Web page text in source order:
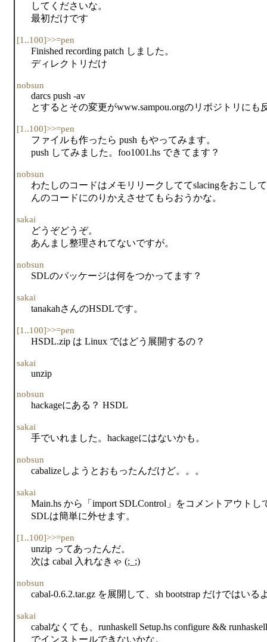
してくださいな。
最初だけです
[1..100]>>=pen
Finished recording patch しました。
ディレクトリだけ
nobsun
darcs push -av
とするとその変更がwww.sampou.orgのリポジトリにも
[1..100]>>=pen
ファイルも作ったら push もやってみます。
push してみました。foo1001.hs できてます？
nobsun
わたしのコードはメモリリークしててslacingをおこし
んのコードにのりかえさせてもらおうかな。
sakai
どうぞどうぞ。
あんまし整理されてないですが。
nobsun
SDLのパッケージは何をつかってます？
sakai
tanakahさんのHSDLです。
[1..100]>>=pen
HSDL.zip は Linux ではどう展開するの？
sakai
unzip
nobsun
hackageにある？ HSDL
sakai
手でいれました。hackageにはないかも。
nobsun
cabalizeしようとおもったんだけど。。。
sakai
Main.hs から「import SDLControl」をコメントアウト
SDLは簡単に外せます。
[1..100]>>=pen
unzip ってあったんだ。
次は cabal 入れなきゃ (;_;)
nobsun
cabal-0.6.2.tar.gz を展開して、sh bootstrap だけではいる
sakai
cabalなくても、runhaskell Setup.hs configure &&
でインストールできないかな。